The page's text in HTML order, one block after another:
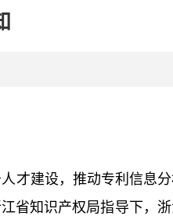
才建设，推动专利信息
省知识产权局指导下，